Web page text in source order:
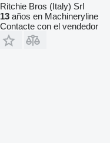
Ritchie Bros (Italy) Srl
13 años en Machineryline
Contacte con el vendedor